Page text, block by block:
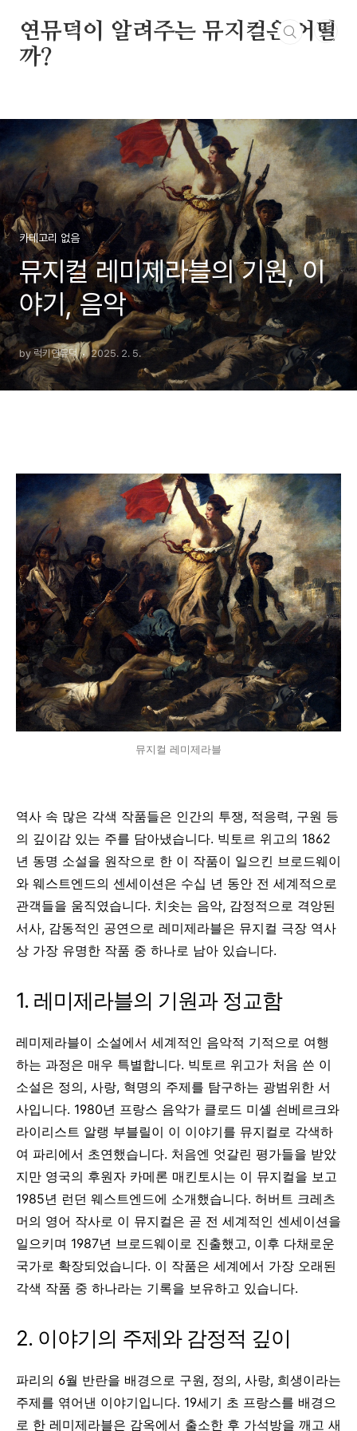
연뮤덕이 알려주는 뮤지컬은 어떨
까?
카테고리 없음
뮤지컬 레미제라블의 기원, 이
야기, 음악
by 럭키연뮤덕 2025. 2. 5.
뮤지컬 레미제라블
역사 속 많은 각색 작품들은 인간의 투쟁, 적응력, 구원 등
의 깊이감 있는 주를 담아냈습니다. 빅토르 위고의 1862
년 동명 소설을 원작으로 한 이 작품이 일으킨 브로드웨이
와 웨스트엔드의 센세이션은 수십 년 동안 전 세계적으로
관객들을 움직였습니다. 치솟는 음악, 감정적으로 격앙된
서사, 감동적인 공연으로 레미제라블은 뮤지컬 극장 역사
상 가장 유명한 작품 중 하나로 남아 있습니다.
1. 레미제라블의 기원과 정교함
레미제라블이 소설에서 세계적인 음악적 기적으로 여행
하는 과정은 매우 특별합니다. 빅토르 위고가 처음 쓴 이
소설은 정의, 사랑, 혁명의 주제를 탐구하는 광범위한 서
사입니다. 1980년 프랑스 음악가 클로드 미셸 쇤베르크와
라이리스트 알랭 부블릴이 이 이야기를 뮤지컬로 각색하
여 파리에서 초연했습니다. 처음엔 엇갈린 평가들을 받았
지만 영국의 후원자 카메론 매킨토시는 이 뮤지컬을 보고
1985년 런던 웨스트엔드에 소개했습니다. 허버트 크레츠
머의 영어 작사로 이 뮤지컬은 곧 전 세계적인 센세이션을
일으키며 1987년 브로드웨이로 진출했고, 이후 다채로운
국가로 확장되었습니다. 이 작품은 세계에서 가장 오래된
각색 작품 중 하나라는 기록을 보유하고 있습니다.
2. 이야기의 주제와 감정적 깊이
파리의 6월 반란을 배경으로 구원, 정의, 사랑, 희생이라는
주제를 엮어낸 이야기입니다. 19세기 초 프랑스를 배경으
로 한 레미제라블은 감옥에서 출소한 후 가석방을 깨고 새